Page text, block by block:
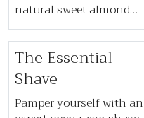
natural sweet almond
oil, this full body
exfoliation leaves you
feeling smooth and
alive. Natural oils help
seal in moisture, keeping
your skin hydrated and
The Essential
Shave
Pamper yourself with an